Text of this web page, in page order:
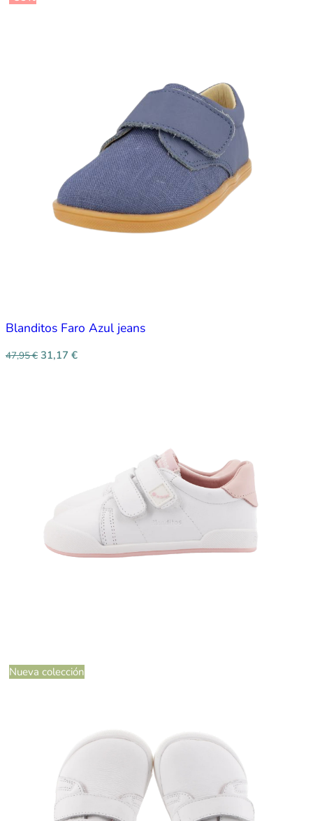
Blanditos Faro Azul jeans
47,95€ 31,17 €
Nueva colección